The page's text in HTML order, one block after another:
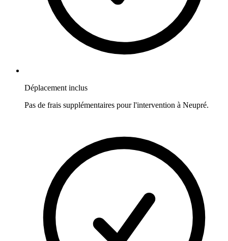
Déplacement inclus
Pas de frais supplémentaires pour l'intervention à Neupré.